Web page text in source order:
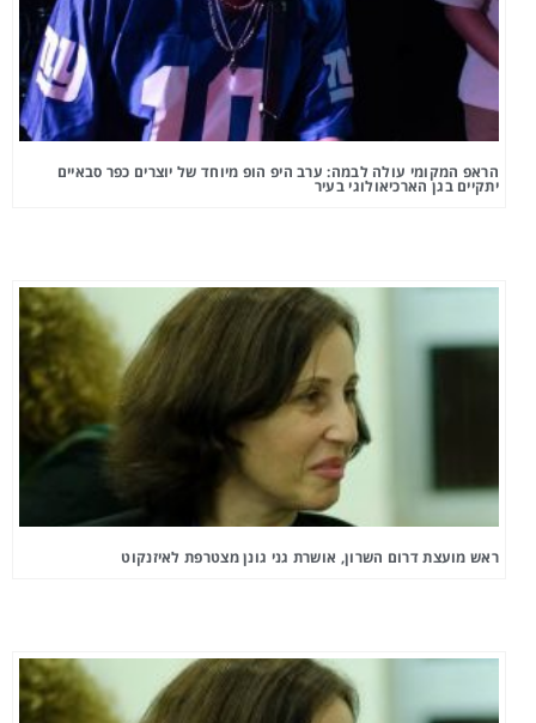
הראפ המקומי עולה לבמה: ערב היפ הופ מיוחד של יוצרים כפר סבאיים
יתקיים בגן הארכיאולוגי בעיר
ראש מועצת דרום השרון, אושרת גני גונן מצטרפת לאיזנקוט